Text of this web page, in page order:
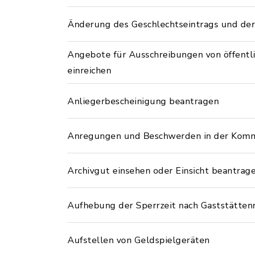
Änderung des Geschlechtseintrags und
Angebote für Ausschreibungen von
einreichen
Anliegerbescheinigung beantragen
Anregungen und Beschwerden in der
Archivgut einsehen oder Einsicht
Aufhebung der Sperrzeit nach
Aufstellen von Geldspielgeräten